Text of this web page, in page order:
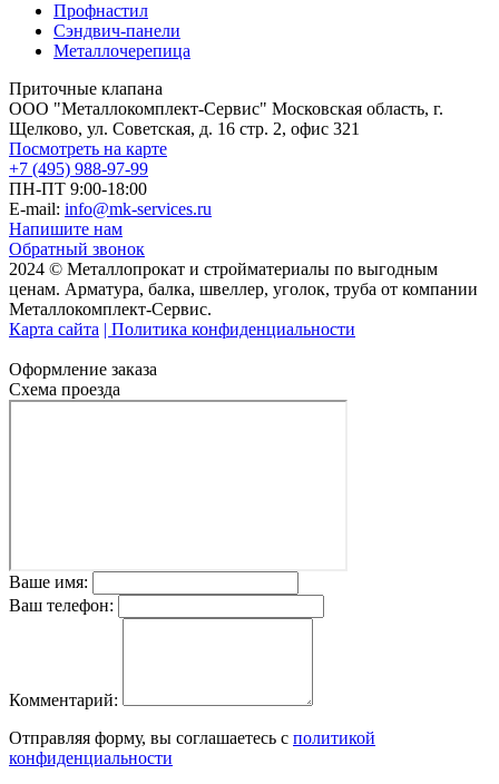
Профнастил
Сэндвич-панели
Металлочерепица
Приточные клапана
ООО "Металлокомплект-Сервис" Московская область, г.
Щелково, ул. Советская, д. 16 стр. 2, офис 321
Посмотреть на карте
+7 (495) 988-97-99
ПН-ПТ 9:00-18:00
E-mail: info@mk-services.ru
Напишите нам
Обратный звонок
2024 © Металлопрокат и стройматериалы по выгодным
ценам. Арматура, балка, швеллер, уголок, труба от компании
Металлокомплект-Сервис.
Карта сайта | Политика конфиденциальности
Оформление заказа
Схема проезда
Ваше имя:
Ваш телефон:
Комментарий:
Отправляя форму, вы соглашаетесь с политикой
конфиденциальности